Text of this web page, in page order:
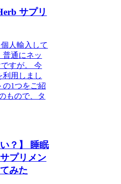
サプリ
人輸入して
普通にネッ
すが。 今
利用しまし
の1つをご紹
もので、タ
？】 睡眠
プリメン
みた